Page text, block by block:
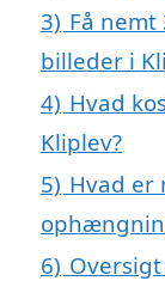
3) Få
billeder i
4) Hvad
Kliplev?
5) Hvad er
6)